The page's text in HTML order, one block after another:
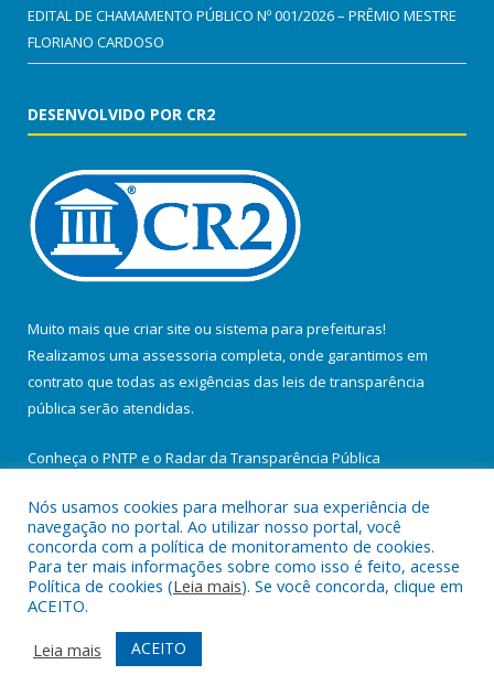
EDITAL DE CHAMAMENTO PÚBLICO Nº 001/2026 – PRÊMIO MESTRE
FLORIANO CARDOSO
DESENVOLVIDO POR CR2
Muito mais que criar site ou sistema para prefeituras!
Realizamos uma assessoria completa, onde garantimos em
contrato que todas as exigências das leis de transparência
pública serão atendidas.
Conheça o PNTP e o Radar da Transparência Pública
Todos os direitos reservados a Prefeitura Municipal de Santa
Maria do Pará.
Mapa do Site
Acessar Área Administrativa
Acessar Webmail
Nós usamos cookies para melhorar sua experiência de
navegação no portal. Ao utilizar nosso portal, você
concorda com a política de monitoramento de cookies.
Para ter mais informações sobre como isso é feito, acesse
Política de cookies (Leia mais). Se você concorda, clique em
ACEITO.
Leia mais
ACEITO